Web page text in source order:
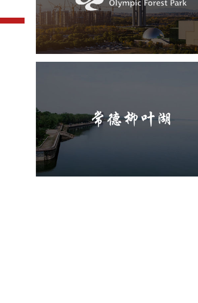
旅游休闲 公园 AI人工智能
智慧
智慧体育公园
智能步道 智能大数据
旅游休闲